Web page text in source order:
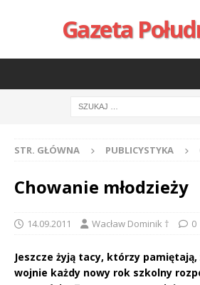
Gazeta
STR. GŁÓWNA PUBLICYSTYKA
Chowanie młodzieży
14.09.2011 Wacław Dominik † 0
Jeszcze żyją tacy, którzy
wojnie każdy nowy rok szkolny